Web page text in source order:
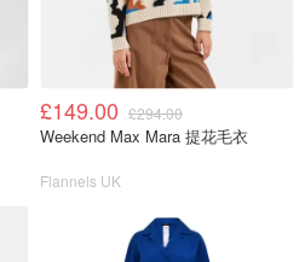
£149.00 £294.00
Weekend Max Mara 提花毛衣
Flannels UK